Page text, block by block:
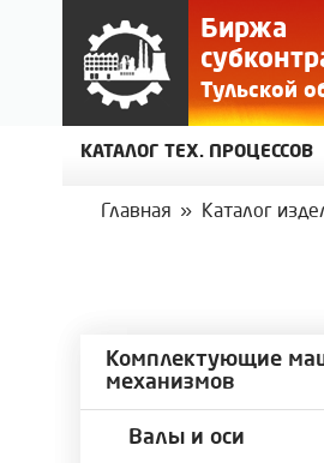
Биржа
Тульской
КАТАЛОГ ТЕХ. ПРОЦЕССОВ
Главная » Каталог
Комплектующие
механизмов
Валы и оси